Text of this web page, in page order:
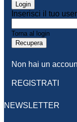
Login
Inserisci il tuo
Torna al login
Recupera
Non hai un
REGISTRATI
NEWSLETTER